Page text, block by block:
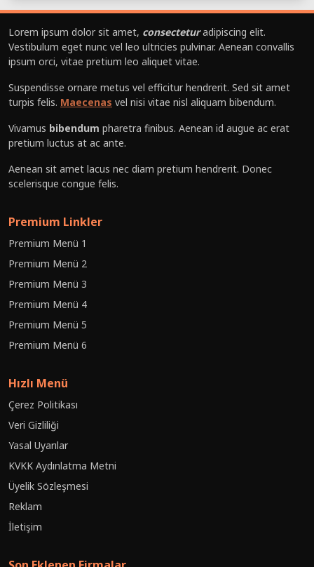
Lorem ipsum dolor sit amet, consecteturadipiscing elit.
Vestibulum eget nunc vel leo ultricies pulvinar. Aenean convallis
ipsum orci, vitae pretium leo aliquet vitae.
Suspendisse ornare metus vel efficitur hendrerit. Sed sit amet
turpis felis. Maecenas vel nisi vitae nisl aliquam bibendum.
Vivamus bibendum pharetra finibus. Aenean id augue ac erat
pretium luctus at ac ante.
Aenean sit amet lacus nec diam pretium hendrerit. Donec
scelerisque congue felis.
Premium Linkler
Premium Menü 1
Premium Menü 2
Premium Menü 3
Premium Menü 4
Premium Menü 5
Premium Menü 6
Hızlı Menü
Çerez Politikası
Veri Gizliliği
Yasal Uyarılar
KVKK Aydınlatma Metni
Üyelik Sözleşmesi
Reklam
İletişim